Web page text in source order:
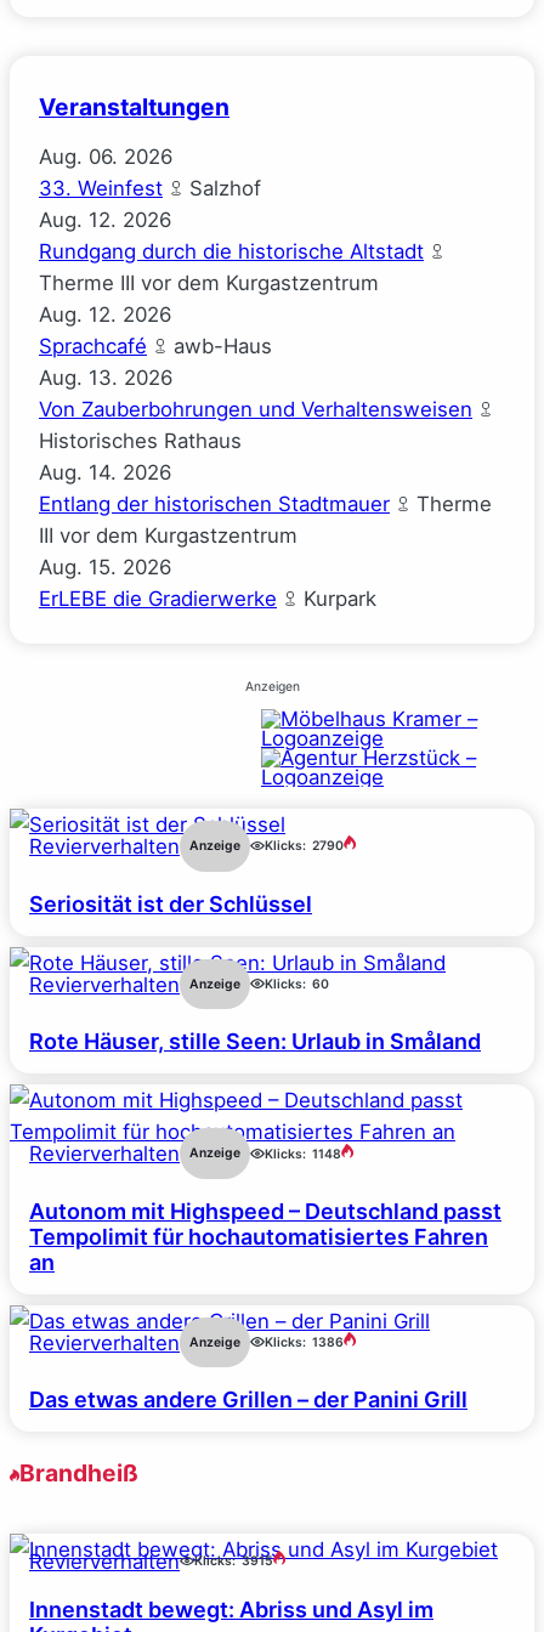
Veranstaltungen
Aug. 06. 2026
33. Weinfest
Salzhof
Aug. 12. 2026
Rundgang durch die historische Altstadt
Therme III vor dem Kurgastzentrum
Aug. 12. 2026
Sprachcafé
awb-Haus
Aug. 13. 2026
Von Zauberbohrungen und Verhaltensweisen
Historisches Rathaus
Aug. 14. 2026
Entlang der historischen Stadtmauer
Therme
III vor dem Kurgastzentrum
Aug. 15. 2026
ErLEBE die Gradierwerke
Kurpark
Anzeigen
Revierverhalten Anzeige Klicks: 2790
Seriosität ist der Schlüssel
Revierverhalten Anzeige Klicks: 60
Rote Häuser, stille Seen: Urlaub in Småland
Revierverhalten Anzeige Klicks: 1148
Autonom mit Highspeed – Deutschland passt
Tempolimit für hochautomatisiertes Fahren
an
Revierverhalten Anzeige Klicks: 1386
Das etwas andere Grillen – der Panini Grill
Brandheiß
Revierverhalten Klicks: 3915
Innenstadt bewegt: Abriss und Asyl im